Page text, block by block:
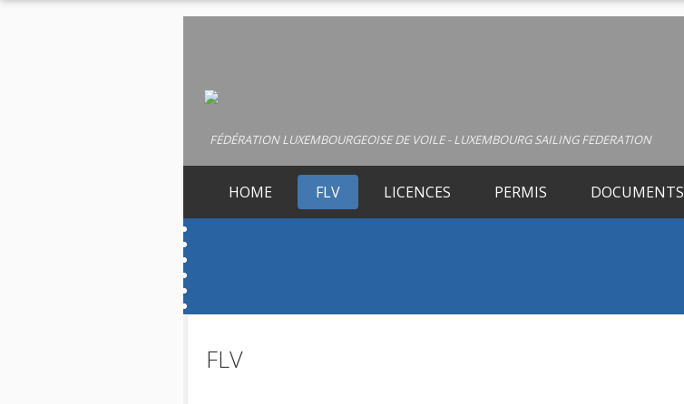
FÉDÉRATION LUXEMBOURGEOISE DE VOILE - LUXEMBOURG SAILING FEDERATION
HOME FLV LICENCES PERMIS DOCUMENTS
FLV